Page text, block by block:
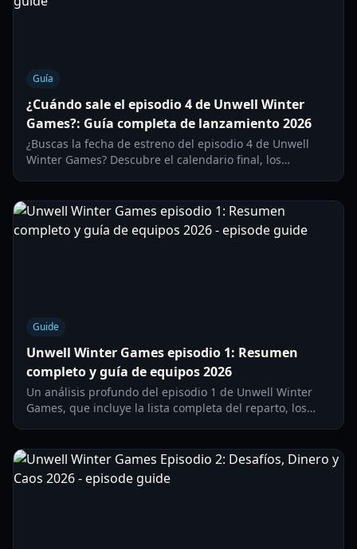
Guía
¿Cuándo sale el episodio 4 de Unwell Winter
Games?: Guía completa de lanzamiento 2026
¿Buscas la fecha de estreno del episodio 4 de Unwell
Winter Games? Descubre el calendario final, los
Guide
Unwell Winter Games episodio 1: Resumen
completo y guía de equipos 2026
Un análisis profundo del episodio 1 de Unwell Winter
Games, que incluye la lista completa del reparto, los